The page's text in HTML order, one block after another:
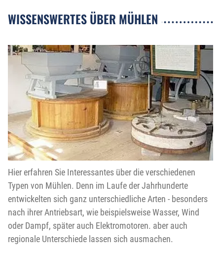
WISSENSWERTES ÜBER MÜHLEN
Hier erfahren Sie Interessantes über die verschiedenen
Typen von Mühlen. Denn im Laufe der Jahrhunderte
entwickelten sich ganz unterschiedliche Arten - besonders
nach ihrer Antriebsart, wie beispielsweise Wasser, Wind
oder Dampf, später auch Elektromotoren. aber auch
regionale Unterschiede lassen sich ausmachen.